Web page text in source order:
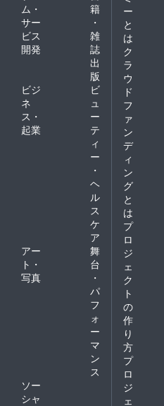
んが登場し、布芝居を
行い会場は興味津々か
ら大盛り上がりなりま
した。周囲の商店の方
も温かく見守っていた
だき、楽しそうにして
いたのが印象的でし
た。 また、戸越銀座
のゆるキャラである戸
越銀次郎もほぼ張り付
きで盛り上げに一役
買っていました。 会
場に来た親子の方から
は戸越銀座でできると
思わなかった、非常に
うれしいですとお褒め
の言葉頂きました。ス
タッフ冥利に尽きま
す。歩行者天国であり
ましたが、大きな事故
もなく安堵しておりま
す。 とうきょうプレ
イデー唯一のストリー
ム・
サー
ビス
開発
籍
・
雑
誌
出
版
ビジ
ネ
ス・
起業
ビ
ュ
ー
テ
ィ
ー
・
ヘ
ル
ス
ケ
ア
アー
ト・
写真
舞
台
・
パ
フ
ォ
ー
マ
ン
ス
ソー
シャ
ー
と
は
ク
ラ
ウ
ド
フ
ァ
ン
デ
ィ
ン
グ
と
は
プ
ロ
ジ
ェ
ク
ト
の
作
り
方
プ
ロ
ジ
ェ